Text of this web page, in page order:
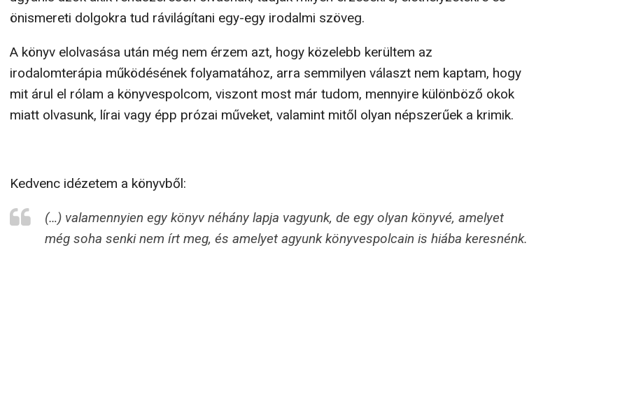
önismereti dolgokra tud rávilágítani egy-egy irodalmi szöveg.
A könyv elolvasása után még nem érzem azt, hogy közelebb kerültem az
irodalomterápia működésének folyamatához, arra semmilyen választ nem kaptam, hogy
mit árul el rólam a könyvespolcom, viszont most már tudom, mennyire különböző okok
miatt olvasunk, lírai vagy épp prózai műveket, valamint mitől olyan népszerűek a krimik.
Kedvenc idézetem a könyvből:
(…) valamennyien egy könyv néhány lapja vagyunk, de egy olyan könyvé, amelyet
még soha senki nem írt meg, és amelyet agyunk könyvespolcain is hiába keresnénk.